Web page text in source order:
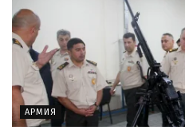
АРМИЯ